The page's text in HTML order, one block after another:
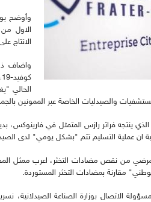
وأوضح
الانتاج على
واضاف
الحالي
والصيدليات الخاصة عبر الممونين
الذي ينتجه فراتر رازس المتمثل في
ان عملية التسليم تتم "بشكل يومي" لدى
من نقص مضادات التخثر، اعرب ممثل المخبر
مقارنة بمضادات التخثر المستوردة.
الاتصال بوزارة الصناعة الصيدلانية،